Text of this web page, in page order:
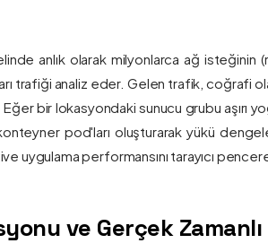
anlık olarak milyonlarca ağ
trafiği analiz eder. Gelen trafik, coğrafi
bir lokasyondaki sunucu grubu aşırı
pod'ları oluşturarak yükü
uygulama performansını tarayıcı
ve Gerçek Zamanlı